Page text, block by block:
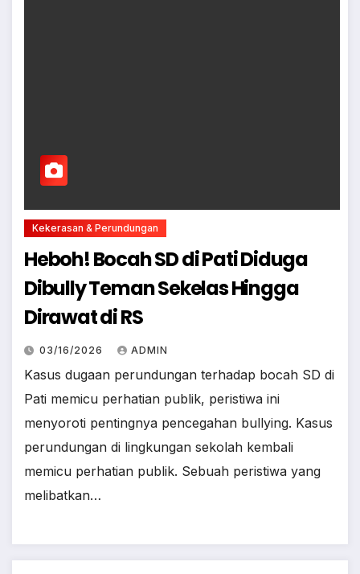
Kekerasan & Perundungan
Heboh! Bocah SD di Pati Diduga
Dibully Teman Sekelas Hingga
Dirawat di RS
03/16/2026 ADMIN
Kasus dugaan perundungan terhadap bocah SD di
Pati memicu perhatian publik, peristiwa ini
menyoroti pentingnya pencegahan bullying. Kasus
perundungan di lingkungan sekolah kembali
memicu perhatian publik. Sebuah peristiwa yang
melibatkan…